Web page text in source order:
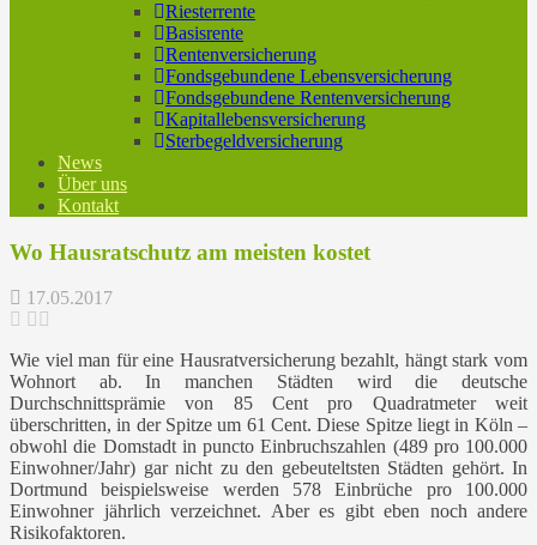
Riesterrente
Basisrente
Rentenversicherung
Fondsgebundene Lebensversicherung
Fondsgebundene Rentenversicherung
Kapitallebensversicherung
Sterbegeldversicherung
News
Über uns
Kontakt
Wo Hausratschutz am meisten kostet
17.05.2017
Wie viel man für eine Hausratversicherung bezahlt, hängt stark vom
Wohnort ab. In manchen Städten wird die deutsche
Durchschnittsprämie von 85 Cent pro Quadratmeter weit
überschritten, in der Spitze um 61 Cent. Diese Spitze liegt in Köln –
obwohl die Domstadt in puncto Einbruchszahlen (489 pro 100.000
Einwohner/Jahr) gar nicht zu den gebeuteltsten Städten gehört. In
Dortmund beispielsweise werden 578 Einbrüche pro 100.000
Einwohner jährlich verzeichnet. Aber es gibt eben noch andere
Risikofaktoren.